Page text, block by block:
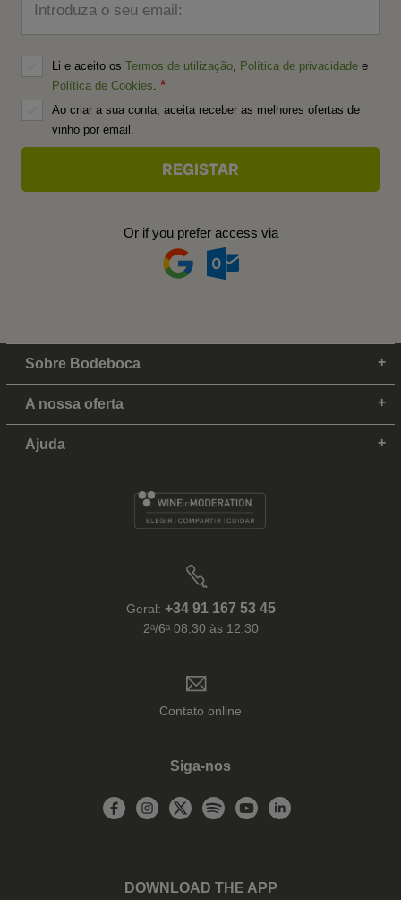
Introduza o seu email:
Li e aceito os Termos de utilização Política de privacidade e
Política de Cookies
Ao criar a sua conta, aceita receber as melhores ofertas de
vinho por email.
Or if you prefer access via
Sobre Bodeboca
A nossa oferta
Ajuda
Geral: +34 91 167 53 45
2ᵃ/6ᵃ 08:30 às 12:30
Contato online
Siga-nos
DOWNLOAD THE APP